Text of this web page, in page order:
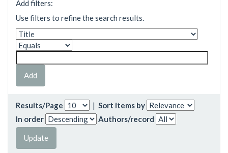
Add filters:
Use filters to refine the search results.
Results/Page | Sort items by
In order
Authors/record